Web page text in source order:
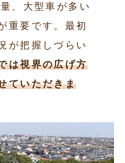
、大型車が多い
重要です。最初
が把握しづらい
は視界の広げ方
ていただきま